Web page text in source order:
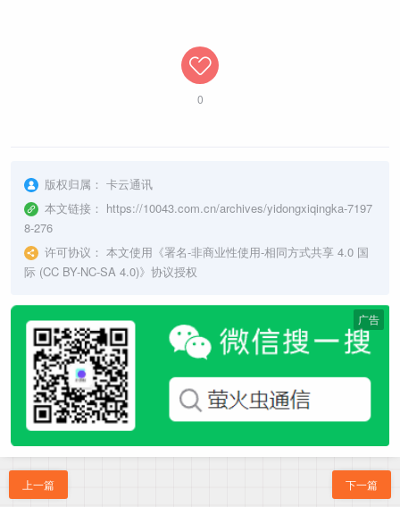
0
版权归属： 卡云通讯
本文链接： https://10043.com.cn/archives/yidongxiqingka-7197
8-276
许可协议： 本文使用《署名-非商业性使用-相同方式共享 4.0 国
际 (CC BY-NC-SA 4.0)》协议授权
广告
上一篇 下一篇